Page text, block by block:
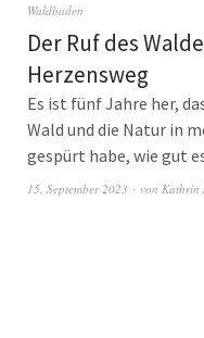
Waldbaden
Der Ruf des
Herzensweg
Es ist fünf Jahre her,
Wald und die Natur in
gespürt habe, wie gut
15. September 2023 von Kathrin